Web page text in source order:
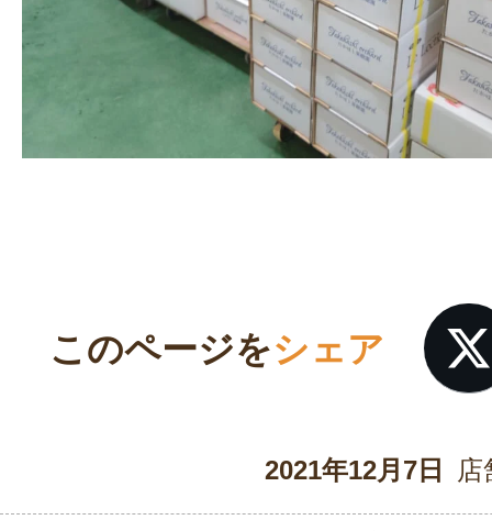
このページをシェア
2021年12月7日 店